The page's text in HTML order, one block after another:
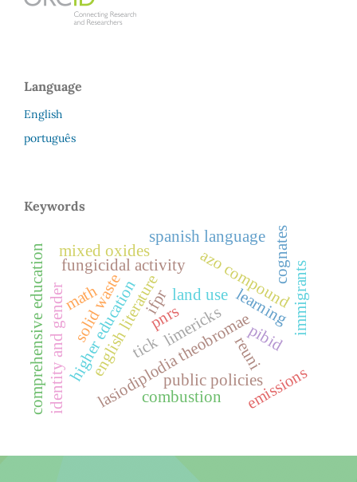
Language
English
português
Keywords
english literaturelimericks
ifpr
lasiodiplodia theobromae
azo compound
fungicidal activity
public policies
higher education reuni
cognates
spanish language
immigrants
pnrs
solid waste
combustion
mixed oxides
emissions
identity and gender
comprehensive education land use
tick pibid
learning
math